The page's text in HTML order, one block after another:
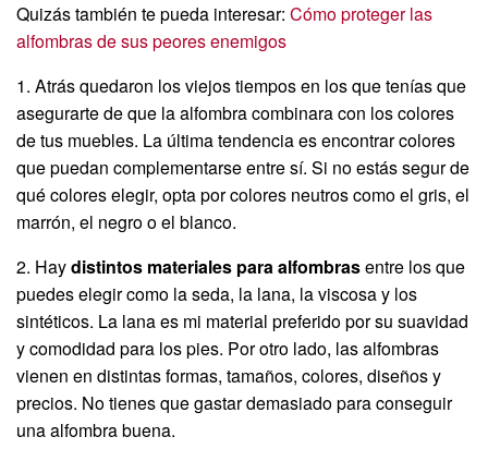
Quizás también te pueda interesar: Cómo proteger las
alfombras de sus peores enemigos
1. Atrás quedaron los viejos tiempos en los que tenías que
asegurarte de que la alfombra combinara con los colores
de tus muebles. La última tendencia es encontrar colores
que puedan complementarse entre sí. Si no estás segur de
qué colores elegir, opta por colores neutros como el gris, el
marrón, el negro o el blanco.
2. Haydistintos materiales para alfombrasentre los que
puedes elegir como la seda, la lana, la viscosa y los
sintéticos. La lana es mi material preferido por su suavidad
y comodidad para los pies. Por otro lado, las alfombras
vienen en distintas formas, tamaños, colores, diseños y
precios. No tienes que gastar demasiado para conseguir
una alfombra buena.